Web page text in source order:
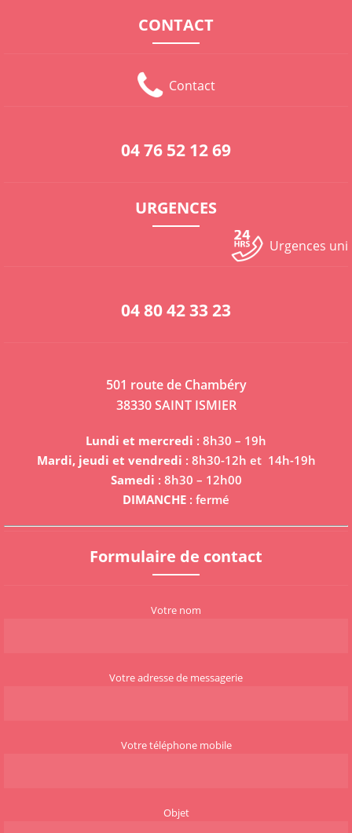
CONTACT
Contact
04 76 52 12 69
URGENCES
Urgences
04 80 42 33 23
501 route de Chambéry
38330 SAINT ISMIER
Lundi et mercredi : 8h30 – 19h
Mardi, jeudi et vendredi : 8h30-12h et 14h-19h
Samedi : 8h30 – 12h00
DIMANCHE : fermé
Formulaire de contact
Votre nom
Votre adresse de messagerie
Votre téléphone mobile
Objet